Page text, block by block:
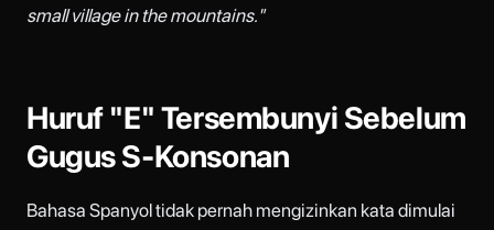
small village in the mountains."
Huruf "E" Tersembunyi Sebelum
Gugus S-Konsonan
Bahasa Spanyol tidak pernah mengizinkan kata dimulai